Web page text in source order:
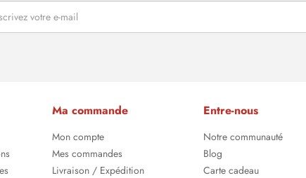
Ma commande
Mon compte
Mes commandes
Livraison / Expédition
Entre-nous
Notre communauté
Blog
Carte cadeau